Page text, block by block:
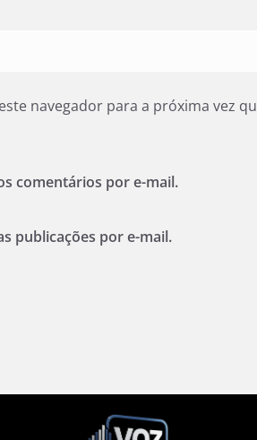
navegador para a próxima vez
comentários por e-mail.
publicações por e-mail.